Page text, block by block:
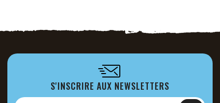
S'INSCRIRE AUX NEWSLETTERS